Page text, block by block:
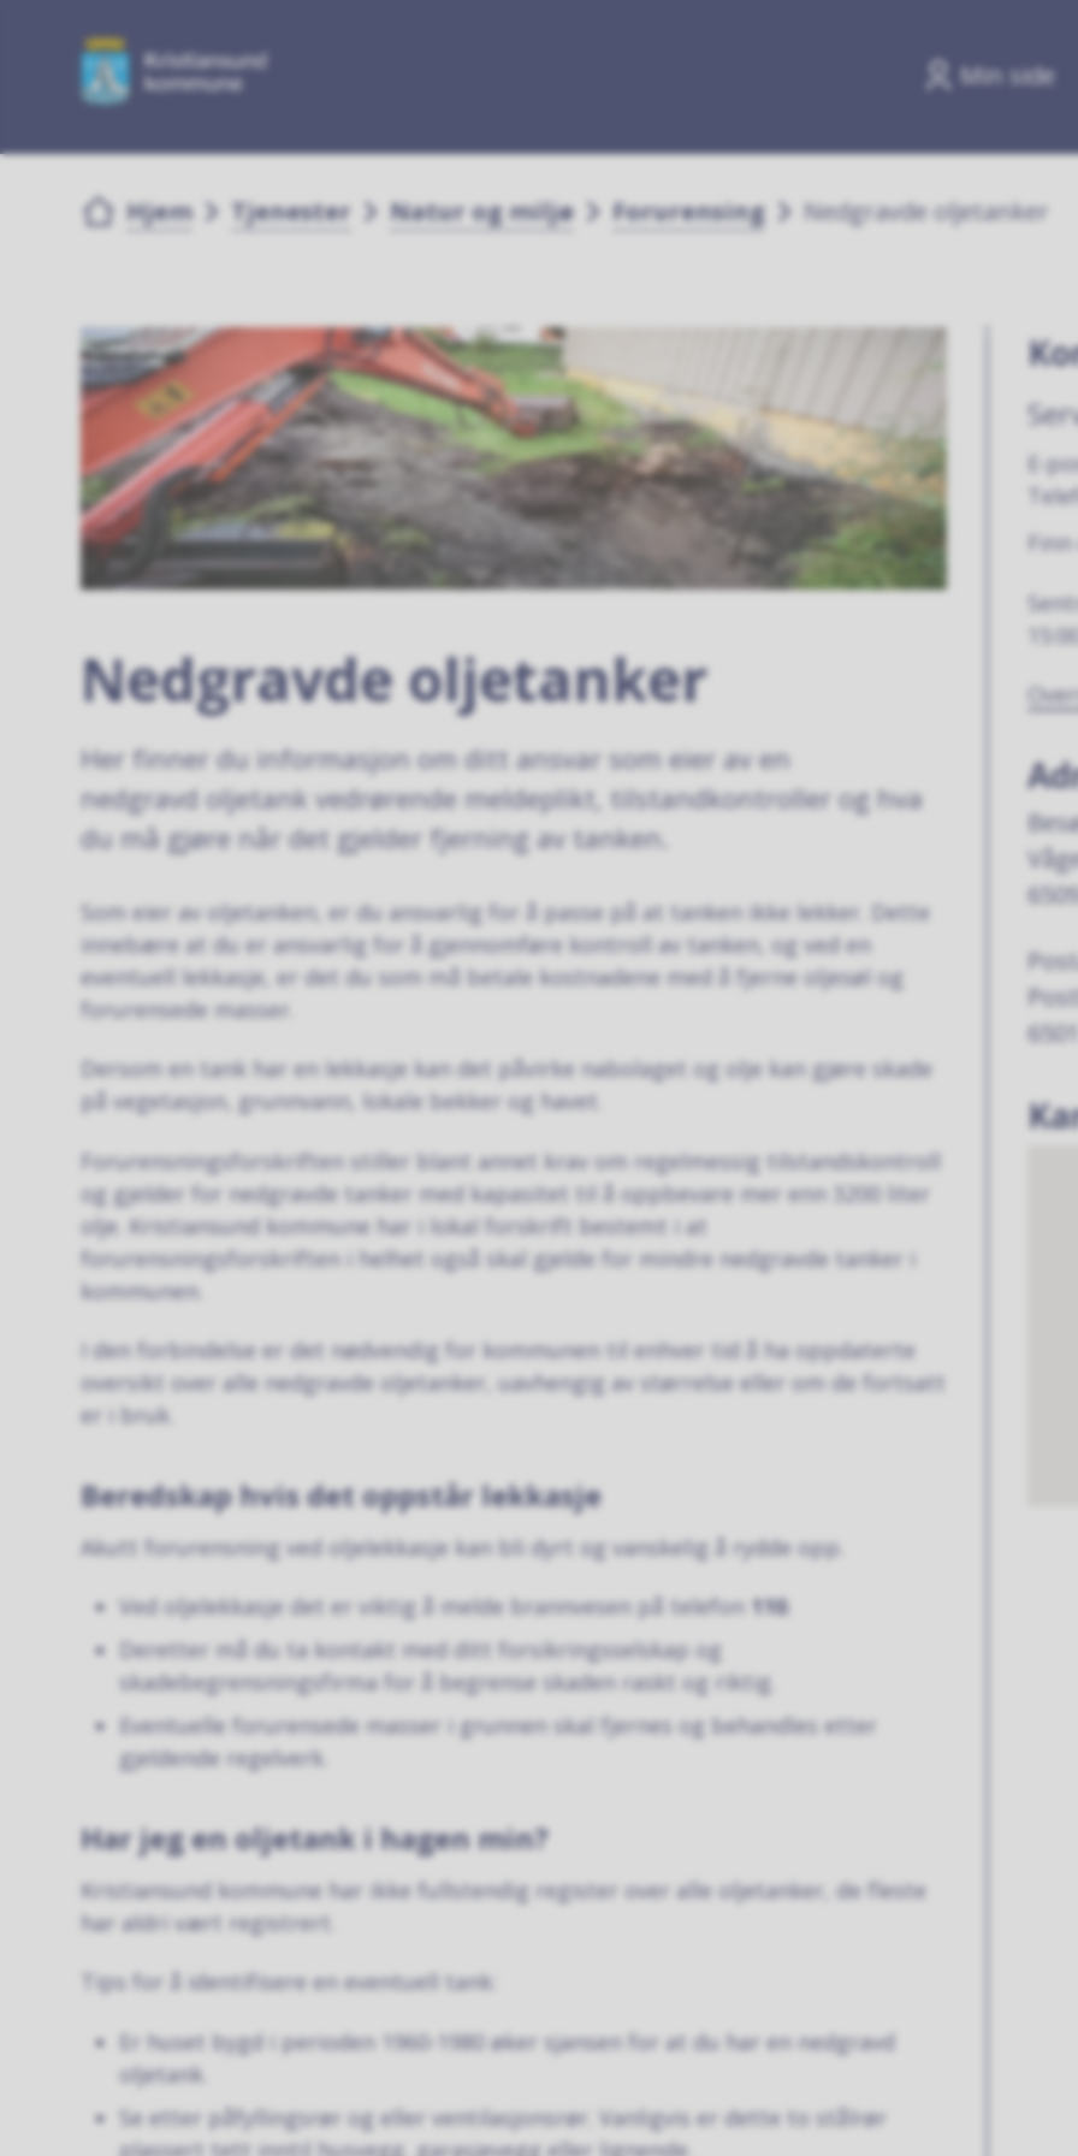
Min side
Du er her:
Hjem Tjenester Natur og miljø Forurensing Nedgravde oljetanker
Nedgravde oljetanker
Her finner du informasjon om ditt ansvar som eier av en
nedgravd oljetank vedrørende meldeplikt, tilstandkontroller og hva
du må gjøre når det gjelder fjerning av tanken.
Som eier av oljetanken, er du ansvarlig for å passe på at tanken ikke lekker. Dette
innebære at du er ansvarlig for å gjennomføre kontroll av tanken, og ved en
eventuell lekkasje, er det du som må betale kostnadene med å fjerne oljesøl og
forurensede masser.
Dersom en tank har en lekkasje kan det påvirke nabolaget og olje kan gjøre skade
på vegetasjon, grunnvann, lokale bekker og havet.
Forurensningsforskriften stiller blant annet krav om regelmessig tilstandskontroll
og gjelder for nedgravde tanker med kapasitet til å oppbevare mer enn 3200 liter
olje. Kristiansund kommune har i lokal forskrift bestemt i at
forurensningsforskriften i helhet også skal gjelde for mindre nedgravde tanker i
kommunen.
I den forbindelse er det nødvendig for kommunen til enhver tid å ha oppdaterte
oversikt over alle nedgravde oljetanker, uavhengig av størrelse eller om de fortsatt
er i bruk.
Beredskap hvis det oppstår lekkasje
Akutt forurensning ved oljelekkasje kan bli dyrt og vanskelig å rydde opp.
Ved oljelekkasje det er viktig å melde brannvesen på telefon 110.
Deretter må du ta kontakt med ditt forsikringsselskap og
skadebegrensningsfirma for å begrense skaden raskt og riktig.
Eventuelle forurensede masser i grunnen skal fjernes og behandles etter
gjeldende regelverk.
Har jeg en oljetank i hagen min?
Kristiansund kommune har ikke fullstendig register over alle oljetanker, de fleste
har aldri vært registrert.
Tips for å identifisere en eventuell tank:
Er huset bygd i perioden 1960-1980 øker sjansen for at du har en nedgravd
oljetank.
Se etter påfyllingsrør og eller ventilasjonsrør. Vanligvis er dette to stålrør
plassert tett inntil husvegg, garasjevegg eller lignende.
E-